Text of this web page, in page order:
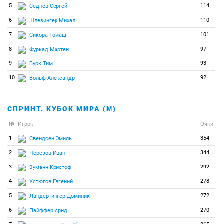
5 Седнев Сергей 114
6 Шлезингер Михал 110
7 Сикора Томаш 101
8 Фуркад Мартен 97
9 Бурк Тим 93
10 Вольф Александр 92
СПРИНТ. КУБОК МИРА (М)
№ Игрок Очки
1 Свендсен Эмиль 354
2 Черезов Иван 344
3 Зуманн Кристоф 292
4 Устюгов Евгений 278
5 Ландертингер Доминик 272
6 Пайффер Арнд 270